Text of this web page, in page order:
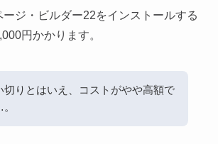
ジ・ビルダー22をインストールする
円かかります。
切りとはいえ、コストがやや高額で